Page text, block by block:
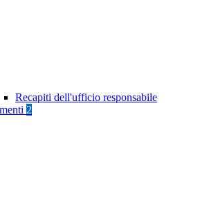
Recapiti dell'ufficio responsabile
2